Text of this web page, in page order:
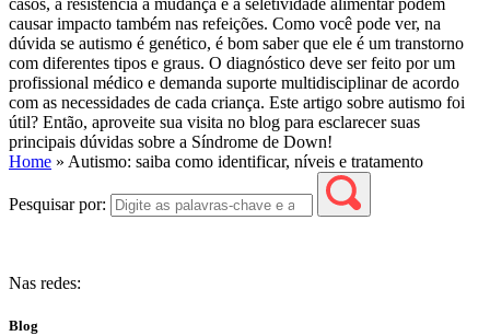
Home » Autismo: saiba como identificar, níveis e tratamento
Pesquisar por:
Nas redes:
Blog